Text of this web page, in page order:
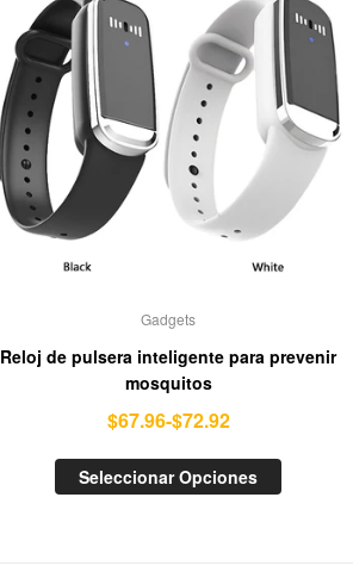
Gadgets
Reloj de pulsera inteligente para prevenir
mosquitos
$67.96-$72.92
Seleccionar Opciones